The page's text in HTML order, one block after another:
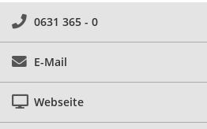
0631 365 - 0
E-Mail
Webseite